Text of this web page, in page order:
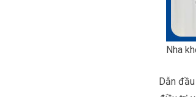
Nha
Dẫn